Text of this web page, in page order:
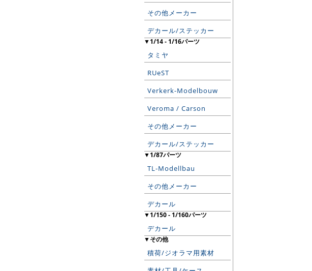
その他メーカー
デカール/ステッカー
▼1/14 - 1/16パーツ
タミヤ
RUeST
Verkerk-Modelbouw
Veroma / Carson
その他メーカー
デカール/ステッカー
▼1/87パーツ
TL-Modellbau
その他メーカー
デカール
▼1/150 - 1/160パーツ
デカール
▼その他
積荷/ジオラマ用素材